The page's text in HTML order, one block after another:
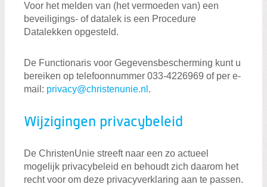
Voor het melden van (het vermoeden van) een
beveiligings- of datalek is een Procedure
Datalekken opgesteld.
De Functionaris voor Gegevensbescherming kunt u
bereiken op telefoonnummer 033-4226969 of per e-
mail: privacy@christenunie.nl .
Wijzigingen privacybeleid
De ChristenUnie streeft naar een zo actueel
mogelijk privacybeleid en behoudt zich daarom het
recht voor om deze privacyverklaring aan te passen.